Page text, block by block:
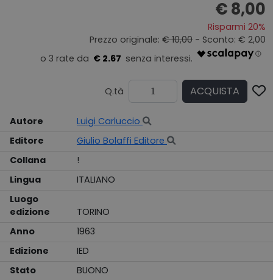
€ 8,00
Risparmi 20%
Prezzo originale: € 10,00 - Sconto: € 2,00
€ 2.67
Q.tà ACQUISTA
Autore
Luigi Carluccio
Editore
Giulio Bolaffi Editore
Collana
!
Lingua
ITALIANO
Luogo
edizione
TORINO
Anno
1963
Edizione
IED
Stato
BUONO